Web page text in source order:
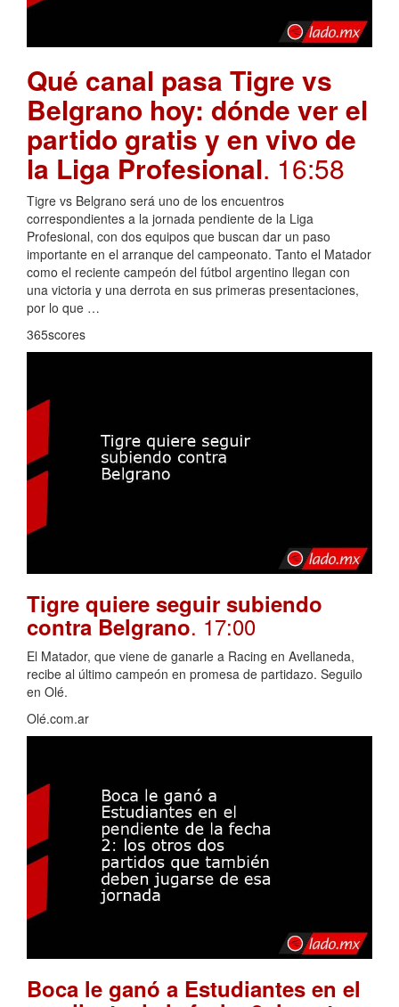
Qué canal pasa Tigre vs
Belgrano hoy: dónde ver el
partido gratis y en vivo de
la Liga Profesional. 16:58
Tigre vs Belgrano será uno de los encuentros
correspondientes a la jornada pendiente de la Liga
Profesional, con dos equipos que buscan dar un paso
importante en el arranque del campeonato. Tanto el Matador
como el reciente campeón del fútbol argentino llegan con
una victoria y una derrota en sus primeras presentaciones,
por lo que …
365scores
Tigre quiere seguir subiendo
contra Belgrano. 17:00
El Matador, que viene de ganarle a Racing en Avellaneda,
recibe al último campeón en promesa de partidazo. Seguilo
en Olé.
Olé.com.ar
Boca le ganó a Estudiantes en el